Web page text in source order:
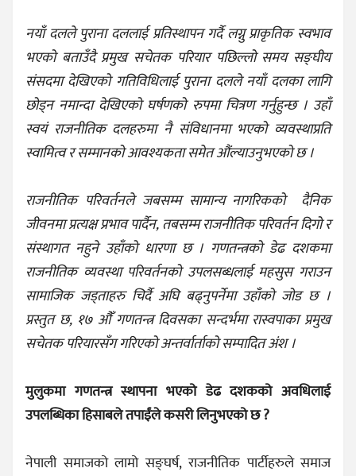
नयाँ दलले पुराना दललाई प्रतिस्थापन गर्दै लग्नु प्राकृतिक स्वभाव
भएको बताउँदै प्रमुख सचेतक परियार पछिल्लो समय सङ्घीय
संसदमा देखिएको गतिविधिलाई पुराना दलले नयाँ दलका लागि
छोड्न नमान्दा देखिएको घर्षणको रुपमा चित्रण गर्नुहुन्छ । उहाँ
स्वयं राजनीतिक दलहरुमा नै संविधानमा भएको व्यवस्थाप्रति
स्वामित्व र सम्मानको आवश्यकता समेत औंल्याउनुभएको छ ।
राजनीतिक परिवर्तनले जबसम्म सामान्य नागरिकको दैनिक
जीवनमा प्रत्यक्ष प्रभाव पार्दैन, तबसम्म राजनीतिक परिवर्तन दिगो र
संस्थागत नहुने उहाँको धारणा छ । गणतन्त्रको डेढ दशकमा
राजनीतिक व्यवस्था परिवर्तनको उपलसब्धलाई महसुस गराउन
सामाजिक जड्ताहरु चिर्दै अघि बढ्नुपर्नेमा उहाँको जोड छ ।
प्रस्तुत छ, १७ औँ गणतन्त्र दिवसका सन्दर्भमा रास्वपाका प्रमुख
सचेतक परियारसँग गरिएको अन्तर्वार्ताको सम्पादित अंश ।
मुलुकमा गणतन्त्र स्थापना भएको डेढ दशकको अवधिलाई
उपलब्धिका हिसाबले तपाईंले कसरी लिनुभएको छ ?
नेपाली समाजको लामो सङ्घर्ष, राजनीतिक पार्टीहरुले समाज